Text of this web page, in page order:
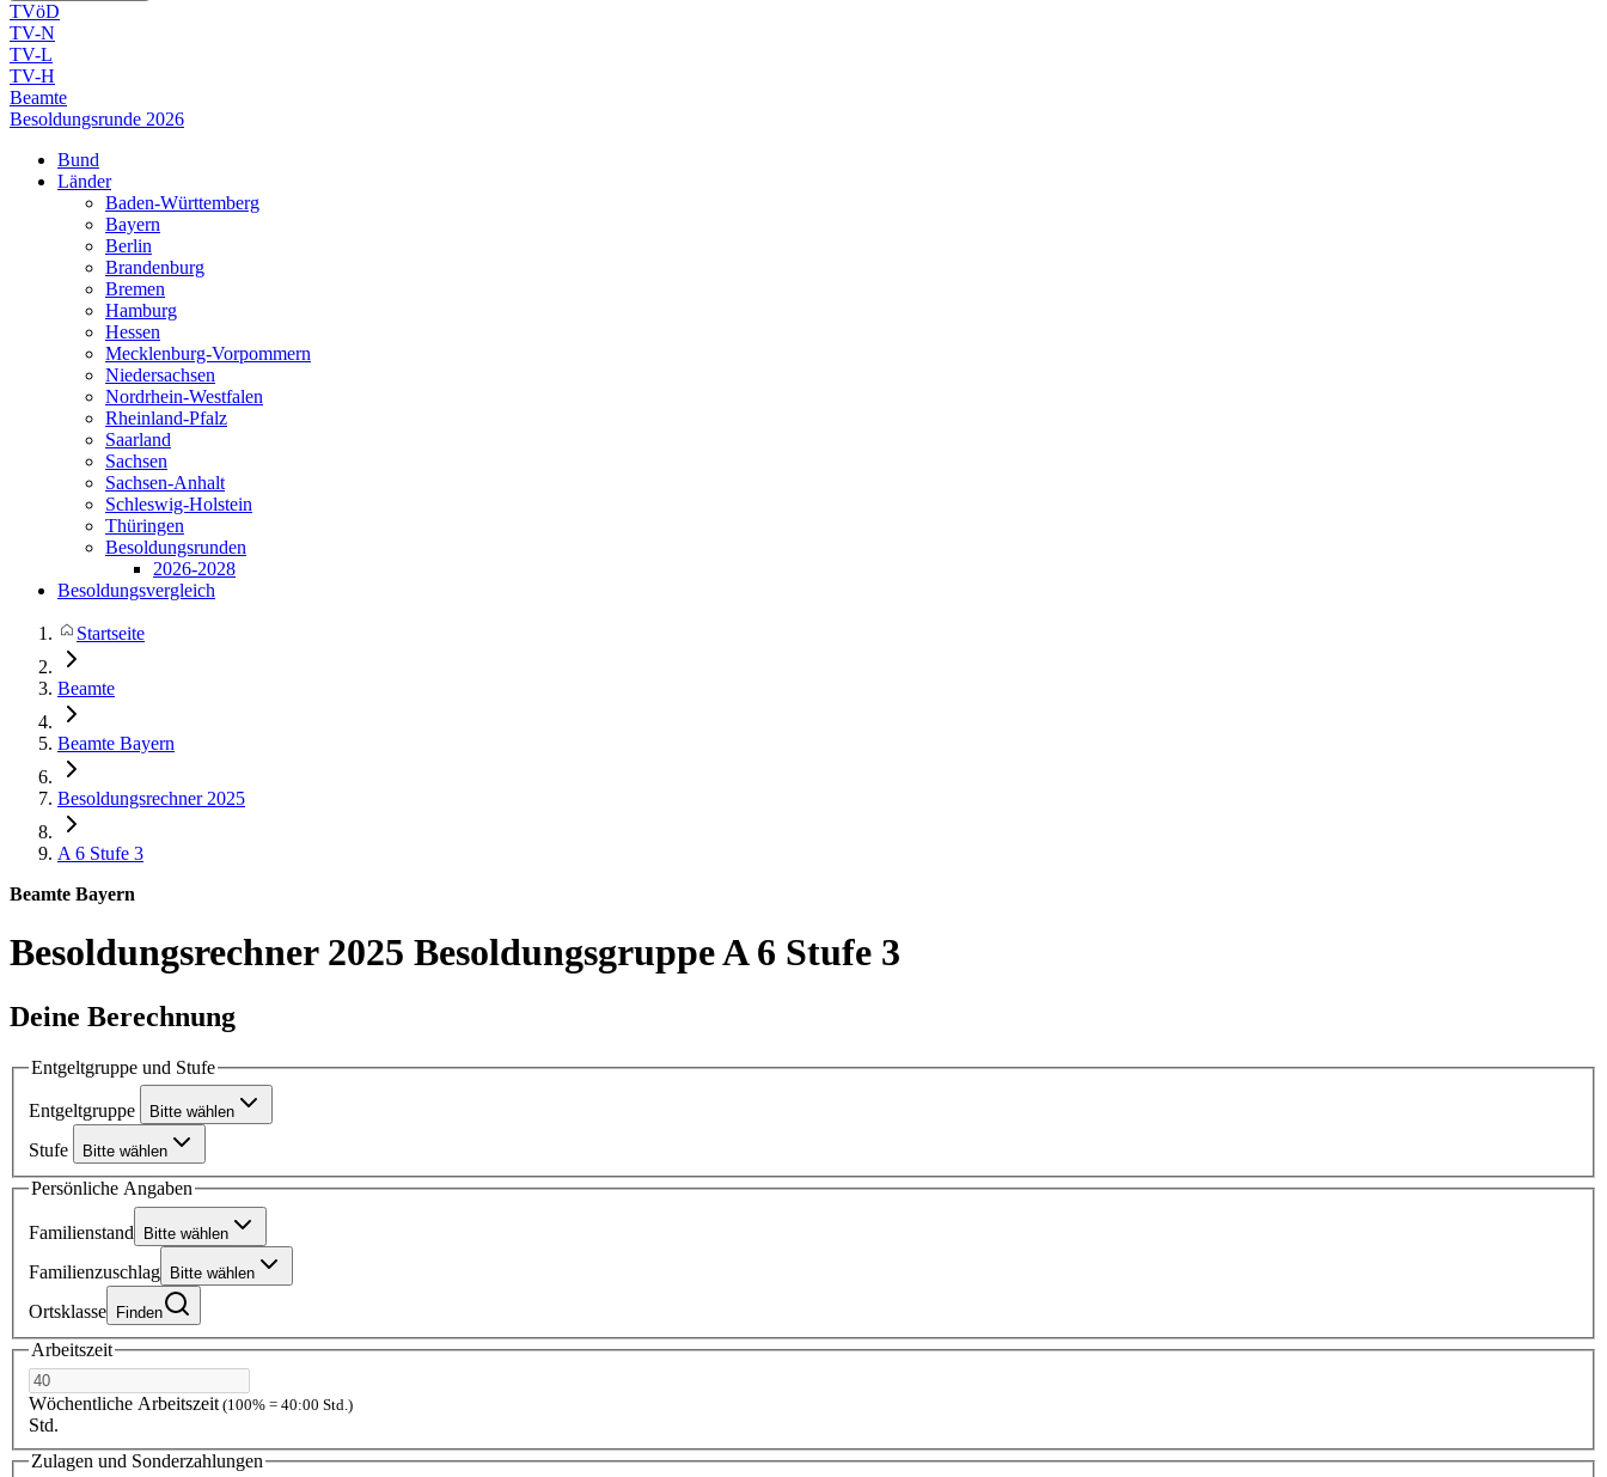
TVöD
TV-N
TV-L
TV-H
Beamte
Besoldungsrunde 2026
Bund
Länder
Baden-Württemberg
Bayern
Berlin
Brandenburg
Bremen
Hamburg
Hessen
Mecklenburg-Vorpommern
Niedersachsen
Nordrhein-Westfalen
Rheinland-Pfalz
Saarland
Sachsen
Sachsen-Anhalt
Schleswig-Holstein
Thüringen
Besoldungsrunden
2026-2028
Besoldungsvergleich
Startseite
Beamte
Beamte Bayern
Besoldungsrechner 2025
A 6 Stufe 3
Beamte Bayern
Besoldungsrechner 2025 Besoldungsgruppe A 6 Stufe 3
Deine Berechnung
Entgeltgruppe und Stufe
Entgeltgruppe Bitte wählen
Stufe Bitte wählen
Persönliche Angaben
Familienstand Bitte wählen
Familienzuschlag Bitte wählen
Ortsklasse Finden
Arbeitszeit
Wöchentliche Arbeitszeit (100% = 40:00 Std.)
Std.
Zulagen und Sonderzahlungen